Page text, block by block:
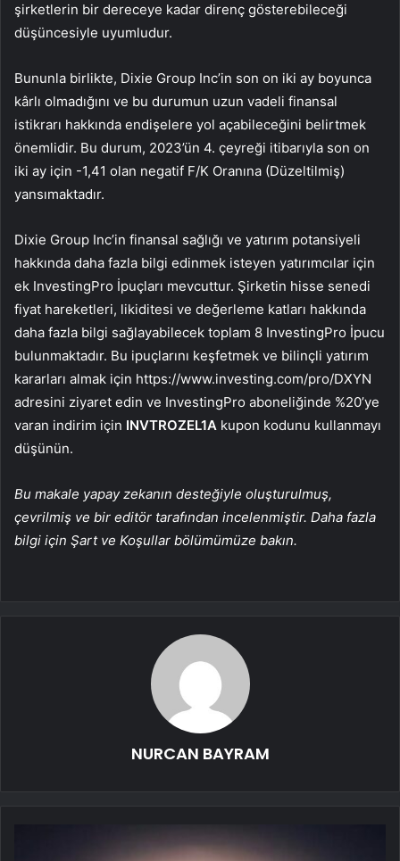
şirketlerin bir dereceye kadar direnç gösterebileceği
düşüncesiyle uyumludur.
Bununla birlikte, Dixie Group Inc’in son on iki ay boyunca
kârlı olmadığını ve bu durumun uzun vadeli finansal
istikrarı hakkında endişelere yol açabileceğini belirtmek
önemlidir. Bu durum, 2023’ün 4. çeyreği itibarıyla son on
iki ay için -1,41 olan negatif F/K Oranına (Düzeltilmiş)
yansımaktadır.
Dixie Group Inc’in finansal sağlığı ve yatırım potansiyeli
hakkında daha fazla bilgi edinmek isteyen yatırımcılar için
ek InvestingPro İpuçları mevcuttur. Şirketin hisse senedi
fiyat hareketleri, likiditesi ve değerleme katları hakkında
daha fazla bilgi sağlayabilecek toplam 8 InvestingPro İpucu
bulunmaktadır. Bu ipuçlarını keşfetmek ve bilinçli yatırım
kararları almak için https://www.investing.com/pro/DXYN
adresini ziyaret edin ve InvestingPro aboneliğinde %20’ye
varan indirim için INVTROZEL1A kupon kodunu kullanmayı
düşünün.
Bu makale yapay zekanın desteğiyle oluşturulmuş,
çevrilmiş ve bir editör tarafından incelenmiştir. Daha fazla
bilgi için Şart ve Koşullar bölümümüze bakın.
NURCAN BAYRAM